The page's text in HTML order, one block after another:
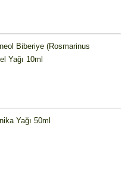
Biberiye (Rosmarinus
Yağı 10ml
Yağı 50ml